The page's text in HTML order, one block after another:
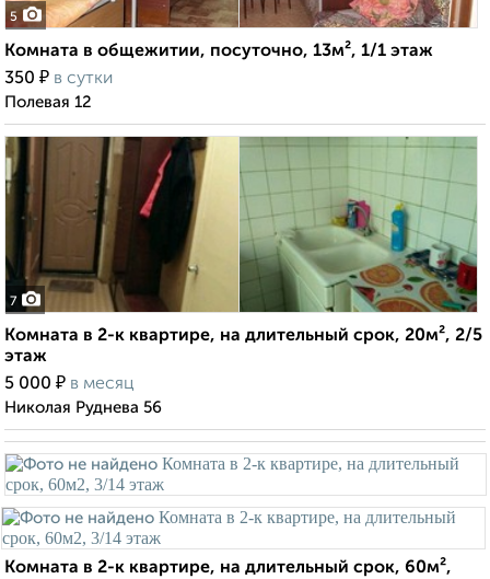
5
Комната в общежитии, посуточно, 13м², 1/1 этаж
350 ₽ в сутки
Полевая 12
7
Комната в 2-к квартире, на длительный срок, 20м², 2/5
этаж
5 000 ₽ в месяц
Николая Руднева 56
Комната в 2-к квартире, на длительный срок, 60м²,